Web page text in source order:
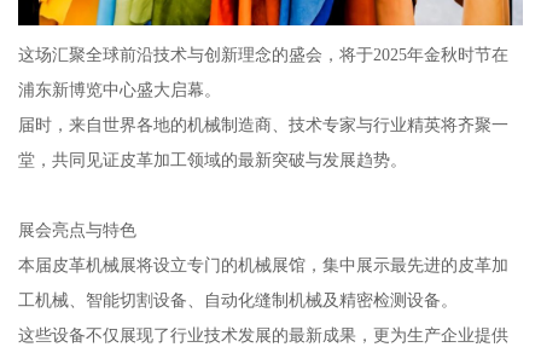
这场汇聚全球前沿技术与创新理念的盛会，将于2025年金秋时节在
浦东新博览中心盛大启幕。
届时，来自世界各地的机械制造商、技术专家与行业精英将齐聚一
堂，共同见证皮革加工领域的最新突破与发展趋势。
展会亮点与特色
本届皮革机械展将设立专门的机械展馆，集中展示最先进的皮革加
工机械、智能切割设备、自动化缝制机械及精密检测设备。
这些设备不仅展现了行业技术发展的最新成果，更为生产企业提供